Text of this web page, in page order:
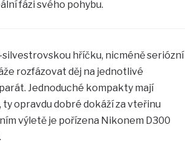
fázi svého pohybu.
hříčku, nicméně seriózní
rozfázovat děj na jednotlivé
Jednoduché kompakty mají
opravdu dobré dokáží za vteřinu
výletě je pořízena Nikonem D300